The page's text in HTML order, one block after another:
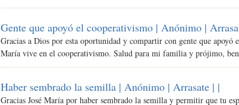
Gente que apoyó el cooperativismo | Anónimo |
Gracias a Dios por esta oportunidad y compartir con gente que apoyó
María vive en el cooperativismo. Salud para mi familia y prójimo,
Haber sembrado la semilla | Anónimo | Arrasate | |
Gracias José María por haber sembrado la semilla y permitir que tu